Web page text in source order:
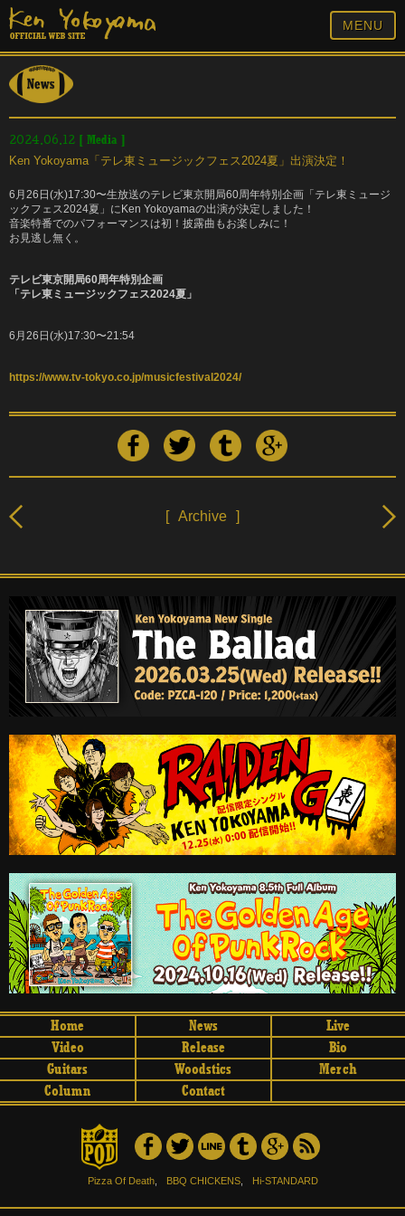
MENU
2024.06.12 [ Media ]
Ken Yokoyama「テレ東ミュージックフェス2024夏」出演決定！
6月26日(水)17:30〜生放送のテレビ東京開局60周年特別企画「テレ東ミュージ
ックフェス2024夏」にKen Yokoyamaの出演が決定しました！
音楽特番でのパフォーマンスは初！披露曲もお楽しみに！
お見逃し無く。
テレビ東京開局60周年特別企画
「テレ東ミュージックフェス2024夏」
6月26日(水)17:30〜21:54
https://www.tv-tokyo.co.jp/musicfestival2024/
[ Archive ]
Home News
Live
Video
Release
Bio
Guitars
Woodstics
Merch
Column
Contact
Pizza Of Death, BBQ CHICKENS, Hi-STANDARD